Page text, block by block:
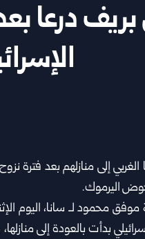
بريف
الغربي إلى منازلهم بعد فترة
اليرموك.
محمود لـ سانا، اليوم
بدأت بالعودة إلى